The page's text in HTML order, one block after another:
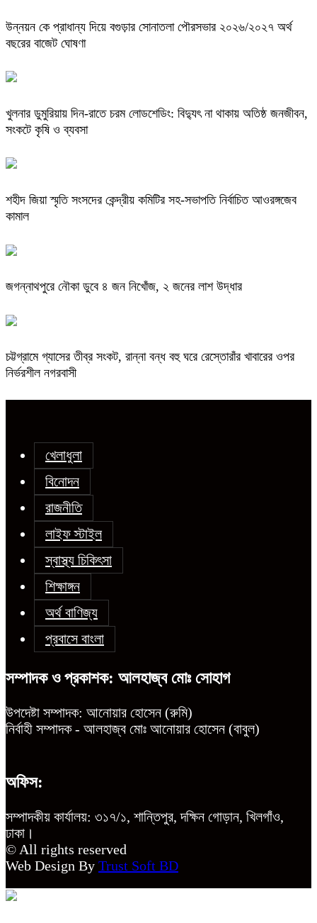
উন্নয়ন কে প্রাধান্য দিয়ে বগুড়ার সোনাতলা পৌরসভার ২০২৬/২০২৭ অর্থ
বছরের বাজেট ঘোষণা
খুলনার ডুমুরিয়ায় দিন-রাতে চরম লোডশেডিং: বিদ্যুৎ না থাকায় অতিষ্ঠ জনজীবন,
সংকটে কৃষি ও ব্যবসা
শহীদ জিয়া স্মৃতি সংসদের কেন্দ্রীয় কমিটির সহ-সভাপতি নির্বাচিত আওরঙ্গজেব
কামাল
জগন্নাথপুরে নৌকা ডুবে ৪ জন নিখোঁজ, ২ জনের লাশ উদ্ধার
চট্টগ্রামে গ্যাসের তীব্র সংকট, রান্না বন্ধ বহু ঘরে রেস্তোরাঁর খাবারের ওপর
নির্ভরশীল নগরবাসী
খেলাধুলা
বিনোদন
রাজনীতি
লাইফ স্টাইল
স্বাস্থ্য চিকিৎসা
শিক্ষাঙ্গন
অর্থ বাণিজ্য
প্রবাসে বাংলা
সম্পাদক ও প্রকাশক: আলহাজ্ব মোঃ সোহাগ
উপদেষ্টা সম্পাদক: আনোয়ার হোসেন (রুমি)
নির্বাহী সম্পাদক - আলহাজ্ব মোঃ আনোয়ার হোসেন (বাবুল)
অফিস:
সম্পাদকীয় কার্যালয়: ৩১৭/১, শান্তিপুর, দক্ষিন গোড়ান, খিলগাঁও,
ঢাকা।
© All rights reserved
Web Design By Trust Soft BD